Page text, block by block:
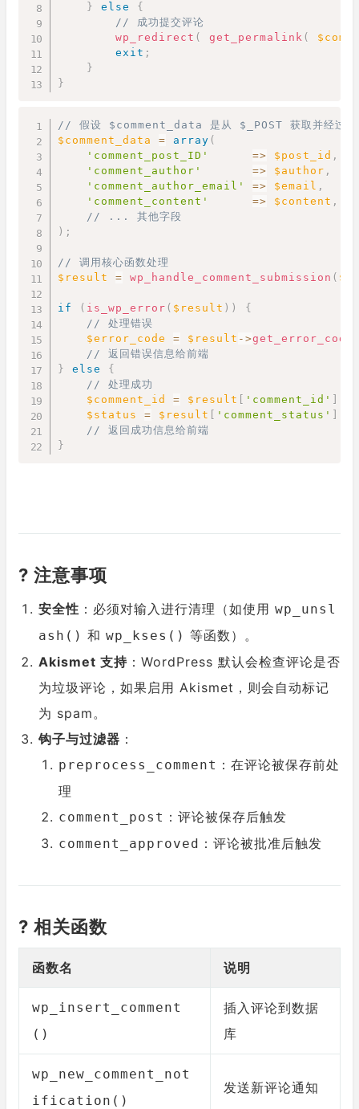
} else
{
// 成功提交评论
wp_redirect ( get_permalink (
exit ;
}
}
// 假设 $comment_data 是从 $_POST 获取并经过初
$comment_data
= array (
'comment_post_ID'
=> $post_id ,
'comment_author'
=> $author ,
'comment_author_email'
=> $email ,
'comment_content'
=> $content ,
// ... 其他字段
) ;
// 调用核心函数处理
$result
= wp_handle_comment_submission (
if ( is_wp_error ( $result ) )
{
// 处理错误
$error_code
= $result ->get_error_code
// 返回错误信息给前端
}
else
{
// 处理成功
$comment_id
= $result [ 'comment_id' ]
$status
= $result [ 'comment_status' ]
// 返回成功信息给前端
}
Copy
?️ 注意事项
安全性 ：必须对输入进行清理（如使用 wp_unsl
ash() 和 wp_kses() 等函数）。
Akismet 支持 ：WordPress 默认会检查评论是否
为垃圾评论，如果启用 Akismet，则会自动标记
为 spam。
钩子与过滤器 ：
preprocess_comment ：在评论被保存前处
理
comment_post ：评论被保存后触发
comment_approved ：评论被批准后触发
? 相关函数
函数名 说明
wp_insert_comment
()
插入评论到数据
库
wp_new_comment_not
ification()
发送新评论通知